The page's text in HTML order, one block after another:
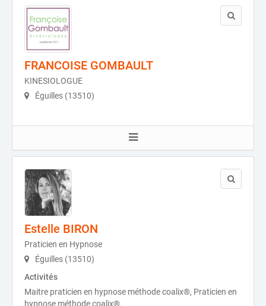
FRANCOISE GOMBAULT
KINESIOLOGUE
Éguilles (13510)
Estelle BIRON
Praticien en Hypnose
Éguilles (13510)
Activités
Maitre praticien en hypnose méthode coalix®, Praticien en
hypnose méthode coalix®.